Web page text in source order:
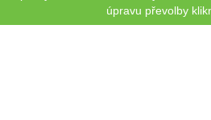
úpravu převolby